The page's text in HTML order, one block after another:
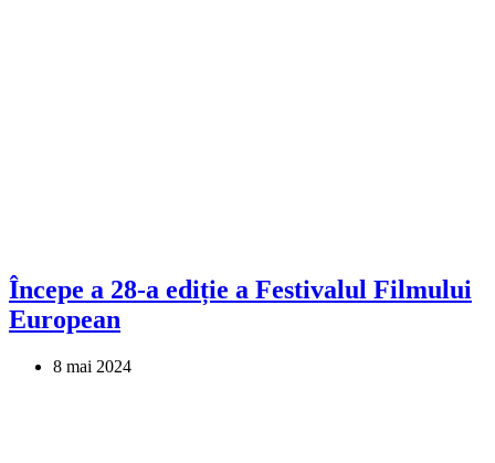
Începe a 28-a ediție a Festivalul Filmului
European
8 mai 2024